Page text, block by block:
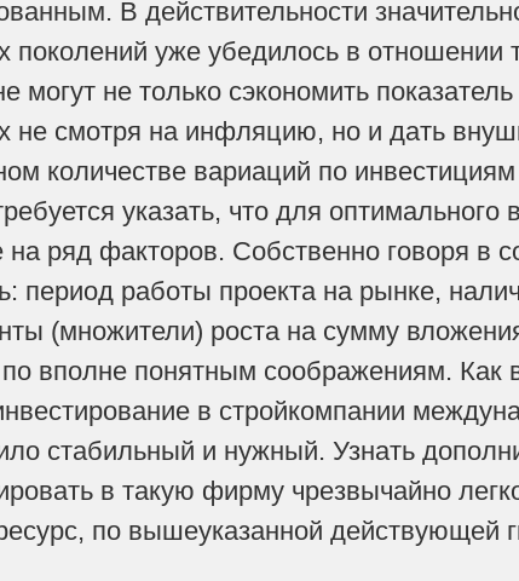
В действительности
уже убедилось в отношении
могут не только сэкономить
не смотря на инфляцию, но и дать
количестве вариаций по
указать, что для оптимального
ряд факторов. Собственно говоря в
период работы проекта на рынке,
(множители) роста на сумму
вполне понятным соображениям. Как
в стройкомпании
стабильный и нужный. Узнать
в такую фирму чрезвычайно
по вышеуказанной действующей